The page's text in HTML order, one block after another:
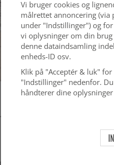
Anti-slip/Skridsikker
Vi bruger cookies og
målrettet annoncering
under "Indstillinger") og
vi oplysninger om din
denne dataindsamling
enheds-ID osv.
Klik på "Acceptér & luk"
"Indstillinger" nedenfor.
håndterer dine